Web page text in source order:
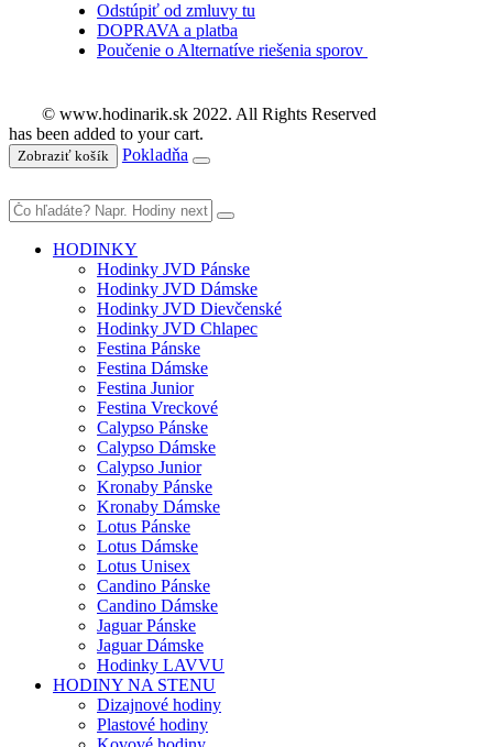
Odstúpiť od zmluvy tu
DOPRAVA a platba
Poučenie o Alternatíve riešenia sporov
© www.hodinarik.sk 2022. All Rights Reserved
has been added to your cart.
Zobraziť košík Pokladňa
HODINKY
Hodinky JVD Pánske
Hodinky JVD Dámske
Hodinky JVD Dievčenské
Hodinky JVD Chlapec
Festina Pánske
Festina Dámske
Festina Junior
Festina Vreckové
Calypso Pánske
Calypso Dámske
Calypso Junior
Kronaby Pánske
Kronaby Dámske
Lotus Pánske
Lotus Dámske
Lotus Unisex
Candino Pánske
Candino Dámske
Jaguar Pánske
Jaguar Dámske
Hodinky LAVVU
HODINY NA STENU
Dizajnové hodiny
Plastové hodiny